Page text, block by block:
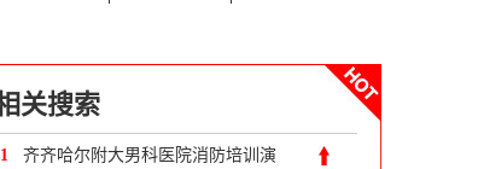
关搜索
1 齐齐哈尔附大男科医院消防培训演